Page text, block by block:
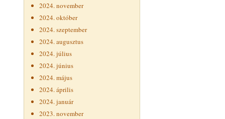
2024. november
2024. október
2024. szeptember
2024. augusztus
2024. július
2024. június
2024. május
2024. április
2024. január
2023. november